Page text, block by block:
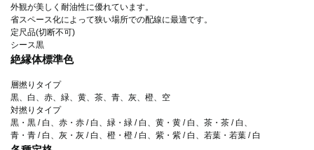
外観が美しく耐油性に優れています。
省スペース化によって狭い場所での配線に最適です。
定尺品(切断不可)
シース黒
絶縁体標準色
層撚りタイプ
黒、白、赤、緑、黄、茶、青、灰、橙、空
対撚りタイプ
黒・黒 / 白、赤・赤 / 白、緑・緑 / 白、黄・黄 / 白、茶・茶 / 白、
青・青 / 白、灰・灰 / 白、橙・橙 / 白、紫・紫 / 白、若葉・若葉 / 白